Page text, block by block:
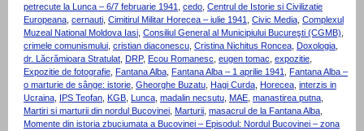
petrecute la Lunca – 6/7 februarie 1941, cedo, Centrul de Istorie si Civilizatie
Europeana, cernauti, Cimitirul Militar Horecea – iulie 1941, Civic Media, Complexul
Muzeal National Moldova Iasi, Consiliul General al Municipiului Bucureşti (CGMB),
crimele comunismului, cristian diaconescu, Cristina Nichitus Roncea, Doxologia,
dr. Lăcrămioara Stratulat, DRP, Ecou Romanesc, eugen tomac, expozitie,
Expozitie de fotografie, Fantana Alba, Fantana Alba – 1 aprilie 1941, Fantana Alba –
o marturie de sânge: istorie, Gheorghe Buzatu, Hagi Curda, Horecea, interzis in
Ucraina, IPS Teofan, KGB, Lunca, madalin necsutu, MAE, manastirea putna,
Martiri si marturii din nordul Bucovinei, Marturii, masacrul de la Fantana Alba,
Momente din istoria zbuciumata a Bucovinei – Episodul: Nordul Bucovinei – zona